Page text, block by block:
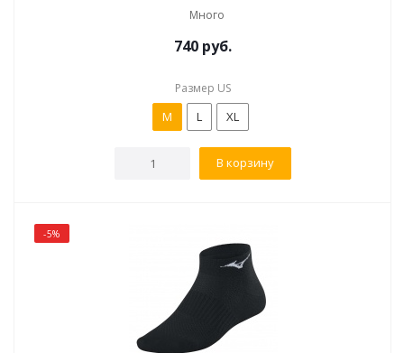
Много
740 руб.
Размер US
M L XL
В корзину
-5%